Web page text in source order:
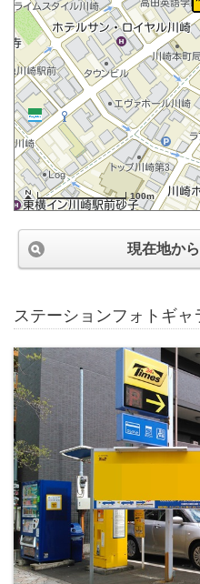
100m
現在地か
ステーションフォトギャ